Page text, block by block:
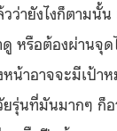
ว่ายังไงก็ตามนั้น
หรือต้องผ่านจุ
หน้าอาจจะมีเป้า
รุ่นที่มันมากๆ ก็อ